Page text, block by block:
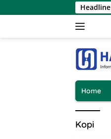
ke
Headline
Terbaru 7 – 9 Agustus 2026
Home
Kopi